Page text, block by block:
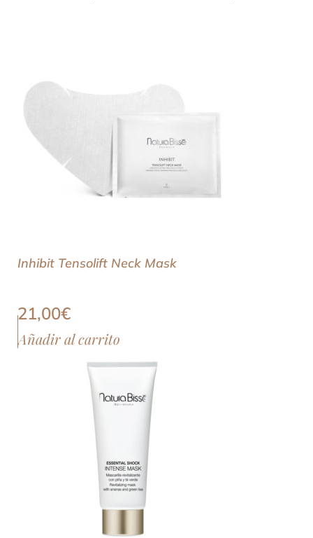
Inhibit Tensolift Neck Mask
21,00€
Añadir al carrito